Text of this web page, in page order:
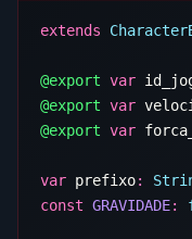
extends
@export var
@export var
@export var
var prefixo:
const GRAVIDADE: